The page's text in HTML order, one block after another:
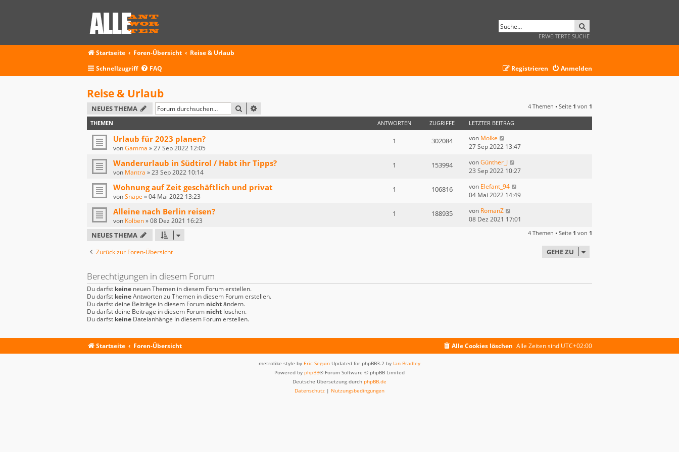
ERWEITERTE SUCHE
Startseite Foren-Übersicht
Reise & Urlaub
Schnellzugriff
FAQ Anmelden
Registrieren
Reise & Urlaub
NEUES THEMA SUCHE 4 Themen • Seite 1 von 1
THEMEN ANTWORTEN ZUGRIFFE LETZTER BEITRAG
Urlaub für 2023 planen?
vonGamma »27 Sep 2022 12:05
1 302084 von Molke
27 Sep 2022 13:47
Wanderurlaub in Südtirol / Habt ihr Tipps?
von Mantra »23 Sep 2022 10:14
1 153994 vonGünther_J
23 Sep 2022 10:27
Wohnung auf Zeit geschäftlich und privat
vonSnape »04 Mai 2022 13:23
1 106816 von Elefant_94
04 Mai 2022 14:49
Alleine nach Berlin reisen?
von Kolben»08 Dez 2021 16:23
1 188935 von RomanZ
08 Dez 2021 17:01
NEUES THEMA 4 Themen • Seite 1 von 1
Zurück zur Foren-Übersicht GEHE ZU
Berechtigungen in diesem Forum
Du darfst keine neuen Themen in diesem Forum erstellen.
Du darfst keineAntworten zu Themen in diesem Forum erstellen.
Du darfst deine Beiträge in diesem Forum nichtändern.
Du darfst deine Beiträge in diesem Forum nicht löschen.
Du darfst keine Dateianhänge in diesem Forum erstellen.
Startseite Foren-Übersicht Alle Zeiten sind UTC+02:00
Alle Cookies löschen
metrolike style by Eric Seguin Updated for phpBB3.2 by Ian Bradley
Powered by phpBB® Forum Software © phpBB Limited
Deutsche Übersetzung durch phpBB.de
Datenschutz | Nutzungsbedingungen